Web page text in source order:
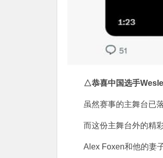
△恭喜中国选手
虽然赛事的主舞台已
而这份主舞台外的精
Alex Foxen和他的妻